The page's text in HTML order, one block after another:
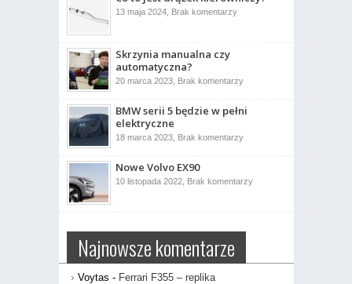
ujrzał
światło
13 maja 2024, Brak komentarzydo
Skrzynia manualna czy
automatyczna?
20 marca 2023, Brak komentarzydo
czy
automatyczna?
BMW serii 5 będzie w pełni
elektryczne
18 marca 2023, Brak komentarzydo
w
Nowe Volvo EX90
10 listopada 2022, Brak komentarzydo
Najnowsze komentarze
Voytas - Ferrari F355 – replika